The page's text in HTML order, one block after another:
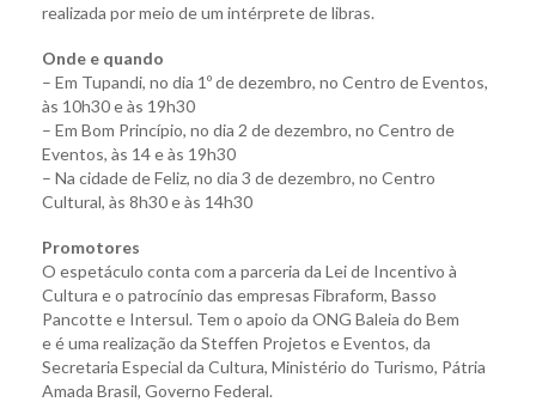
realizada por meio de um intérprete de libras.
Onde e quando
– Em Tupandi, no dia 1º de dezembro, no Centro de Eventos,
às 10h30 e às 19h30
– Em Bom Princípio, no dia 2 de dezembro, no Centro de
Eventos, às 14 e às 19h30
– Na cidade de Feliz, no dia 3 de dezembro, no Centro
Cultural, às 8h30 e às 14h30
Promotores
O espetáculo conta com a parceria da Lei de Incentivo à
Cultura e o patrocínio das empresas Fibraform, Basso
Pancotte e Intersul. Tem o apoio da ONG Baleia do Bem
e é uma realização da Steffen Projetos e Eventos, da
Secretaria Especial da Cultura, Ministério do Turismo, Pátria
Amada Brasil, Governo Federal.